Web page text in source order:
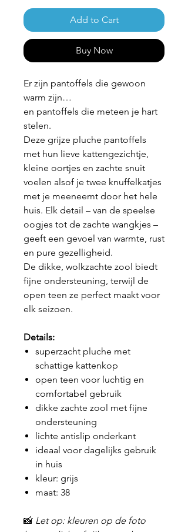
Add to Cart
Buy Now
Er zijn pantoffels die gewoon
warm zijn…
en pantoffels die meteen je hart
stelen.
Deze grijze pluche pantoffels
met hun lieve kattengezichtje,
kleine oortjes en zachte snuit
voelen alsof je twee knuffelkatjes
met je meeneemt door het hele
huis. Elk detail – van de speelse
oogjes tot de zachte wangkjes –
geeft een gevoel van warmte, rust
en pure gezelligheid.
De dikke, wolkzachte zool biedt
fijne ondersteuning, terwijl de
open teen ze perfect maakt voor
elk seizoen.
Details:
superzacht pluche met
schattige kattenkop
open teen voor luchtig en
comfortabel gebruik
dikke zachte zool met fijne
ondersteuning
lichte antislip onderkant
ideaal voor dagelijks gebruik
in huis
kleur: grijs
maat: 38
📸 Let op: kleuren op de foto